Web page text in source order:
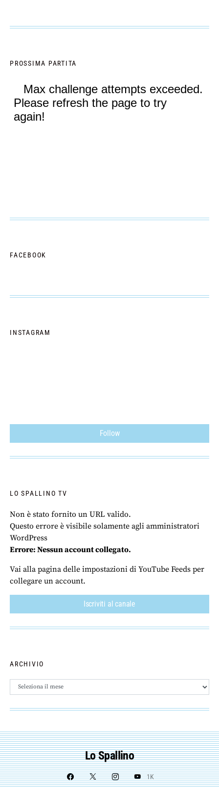
PROSSIMA PARTITA
FACEBOOK
INSTAGRAM
Follow
LO SPALLINO TV
Non è stato fornito un URL valido.
Questo errore è visibile solamente agli amministratori
WordPress
Errore: Nessun account collegato.
Vai alla pagina delle impostazioni di YouTube Feeds per
collegare un account.
Iscriviti al canale
ARCHIVIO
Archivio
Lo Spallino
1K